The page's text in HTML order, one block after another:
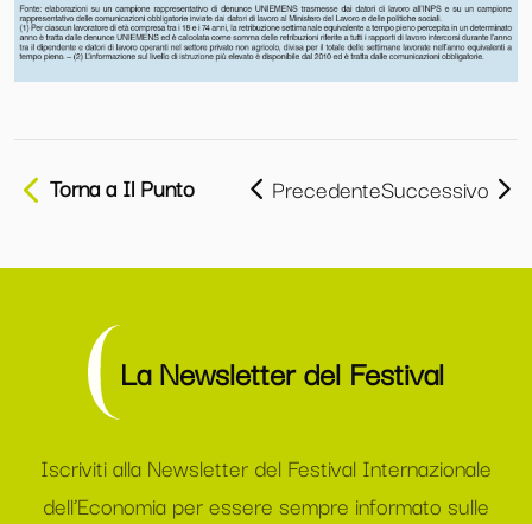
Torna a Il Punto PrecedenteSuccessivo
La Newsletter del Festival
Iscriviti alla Newsletter del Festival Internazionale
dell’Economia per essere sempre informato sulle